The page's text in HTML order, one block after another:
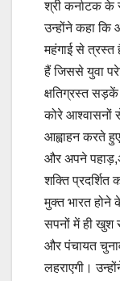
श्री कर्नाटक के
उन्होंने कहा कि
महंगाई से त्रस्त
हैं जिससे युवा
क्षतिग्रस्त
कोरे आश्वासनों
आह्वाहन करते
और अपने
शक्ति प्रदर्शित
मुक्त भारत
सपनों में ही खुश
और पंचायत
लहराएगी।